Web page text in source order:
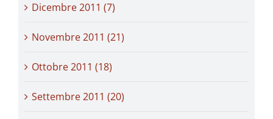
Dicembre 2011 (7)
Novembre 2011 (21)
Ottobre 2011 (18)
Settembre 2011 (20)